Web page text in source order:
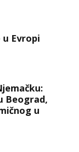
Evropi
Beograd,
u